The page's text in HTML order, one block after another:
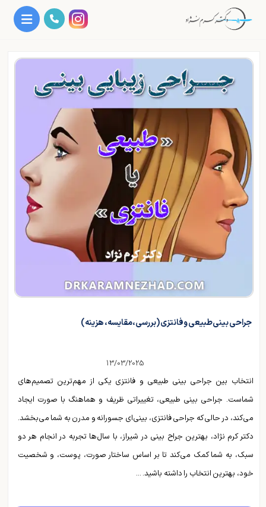
جراحی بینی طبیعی و فانتزی (بررسی، مقایسه، هزینه)
13/03/2025
انتخاب بین جراحی بینی طبیعی و فانتزی یکی از مهم‌ترین تصمیم‌های
شماست. جراحی بینی طبیعی، تغییراتی ظریف و هماهنگ با صورت ایجاد
می‌کند، در حالی که جراحی فانتزی، بینی‌ای جسورانه و مدرن به شما می‌بخشد.
دکتر کرم نژاد، بهترین جراح بینی در شیراز، با سال‌ها تجربه در انجام هر دو
سبک، به شما کمک می‌کند تا بر اساس ساختار صورت، پوست، و شخصیت
خود، بهترین انتخاب را داشته باشید. ...